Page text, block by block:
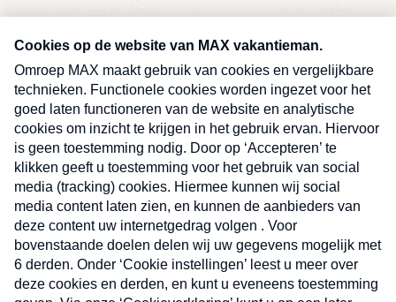
SERVICE
Over Omroep MAX
MAX Vandaag
MAX Meldpunt
Pers
Contact
Algemene voorwaarden
Privacyverklaring
Kwetsbaarheid melden
RegistrerenInloggen
Ben je benieuwd naar meer
vakantienieuws- en tips?
E-